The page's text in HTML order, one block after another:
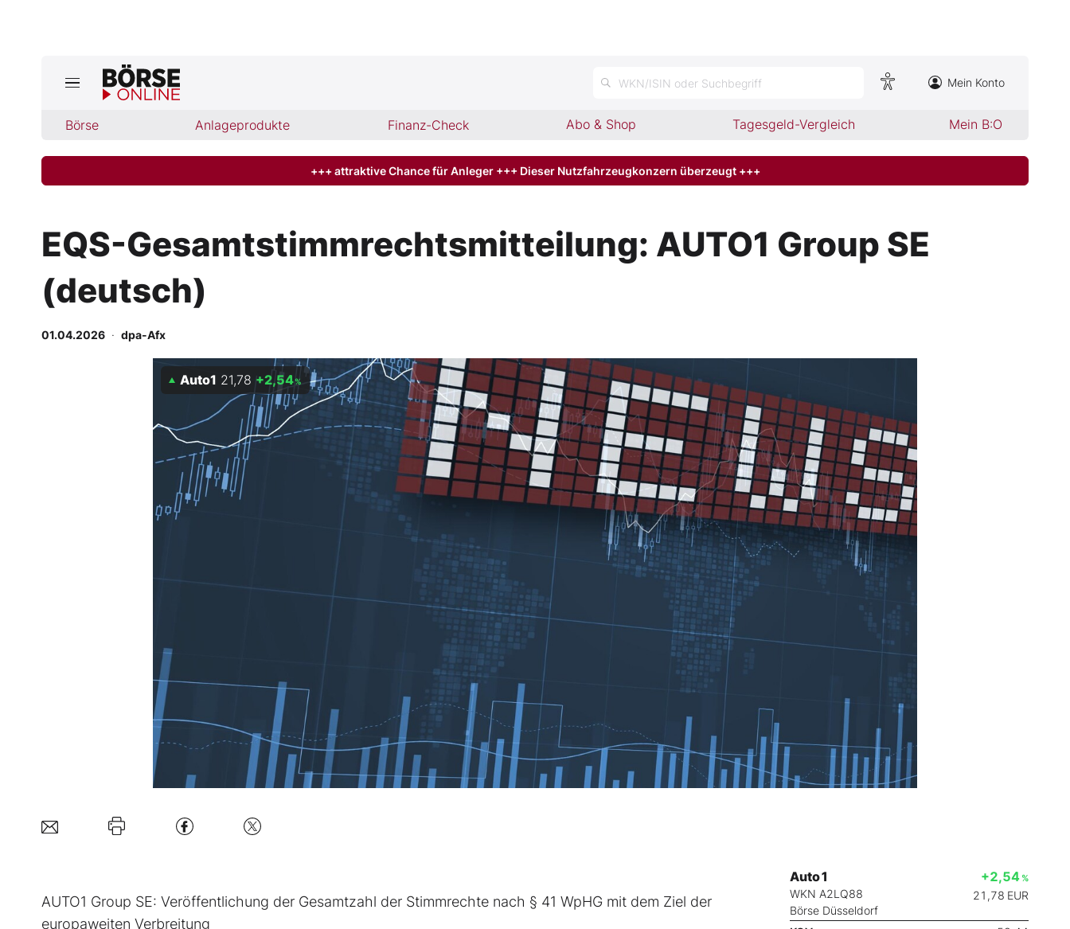
WKN/ISIN oder Suchbegriff Mein Konto
Börse Anlageprodukte Finanz-Check Abo & Shop Tagesgeld-Vergleich Mein B:O
Börse
Abo & Shop
BO-Musterdepots
Experten
Mein B:O
Mein Konto
Folgen Sie uns
+++ attraktive Chance für Anleger +++ Dieser Nutzfahrzeugkonzern überzeugt +++
EQS-Gesamtstimmrechtsmitteilung: AUTO1 Group SE
(deutsch)
01.04.2026 · dpa-Afx
Auto1 21,78 +2,54%
AUTO1 Group SE: Veröffentlichung der Gesamtzahl der Stimmrechte nach § 41 WpHG mit dem Ziel der
europaweiten Verbreitung
Auto1
WKN A2LQ88
Börse Düsseldorf
+2,54 %
21,78 EUR